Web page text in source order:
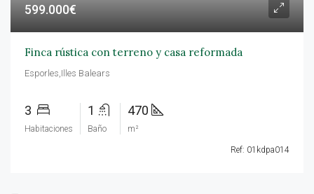
599.000€
Finca rústica con terreno y casa reformada
Esporles,Illes Balears
3
Habitaciones
1
Baño
470
m²
Ref: 01kdpa014